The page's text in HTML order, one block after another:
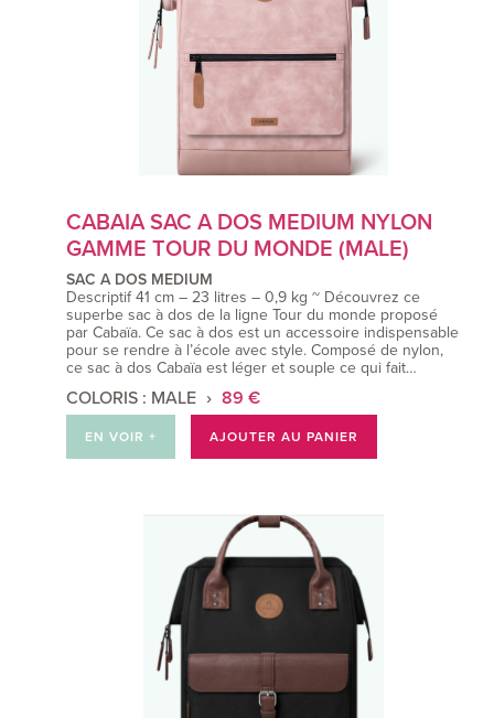
CABAIA SAC A DOS MEDIUM NYLON
GAMME TOUR DU MONDE (MALE)
SAC A DOS MEDIUM
Descriptif 41 cm – 23 litres – 0,9 kg ~ Découvrez ce
superbe sac à dos de la ligne Tour du monde proposé
par Cabaïa. Ce sac à dos est un accessoire indispensable
pour se rendre à l’école avec style. Composé de nylon,
ce sac à dos Cabaïa est léger et souple ce qui fait…
COLORIS : MALE 89 €
EN VOIR + AJOUTER AU PANIER